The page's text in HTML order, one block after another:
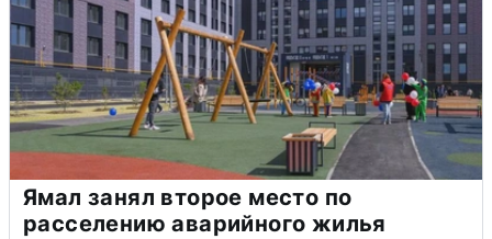
Ямал занял второе место по
расселению аварийного жилья